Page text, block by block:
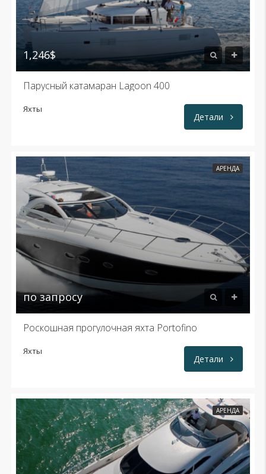
1,246$
Парусный катамаран Lagoon 400
Яхты
Детали
АРЕНДА
по запросу
Роскошная прогулочная яхта Portofino
Яхты
Детали
АРЕНДА